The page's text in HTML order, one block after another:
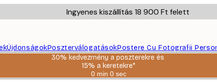
Ingyenes kiszállítás 18 900 Ft felett
ÚjdonságokPoszterválogatásokPostere Cu Fotografii
30% kedvezmény a poszterekre és
15% a keretekre*
0 min 0 sec
Érvényes: